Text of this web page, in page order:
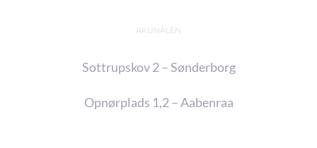
AKUNÅLEN
Sottrupskov 2 – Sønderborg
Opnørplads 1,2 – Aabenraa